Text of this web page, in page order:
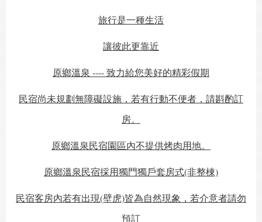
旅行是一種生活
讓彼此更靠近
原鄉溫泉 ---- 致力給您美好的精彩假期
民宿尚未規劃無障礙設施，若有行動不便者，請斟酌訂
房。
原鄉溫泉民宿園區內不提供烤肉用地。
原鄉溫泉民宿採用獨門獨戶套房式(非整棟)
民宿客房內若有出現(壁虎)皆為自然現象，若介意者請勿
預訂